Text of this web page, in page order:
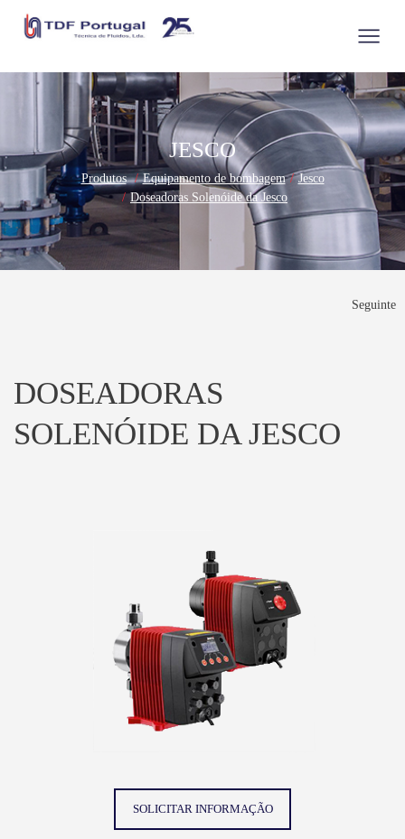
JESCO
Produtos Equipamento de bombagem
Jesco
Doseadoras Solenóide da Jesco
Seguinte
DOSEADORAS
SOLENÓIDE DA JESCO
SOLICITAR INFORMAÇÃO